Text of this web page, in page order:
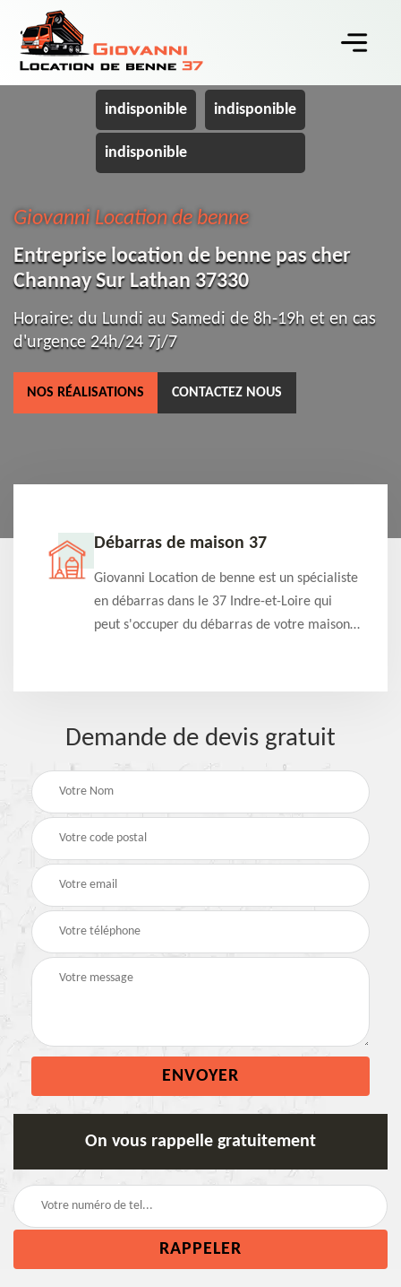
indisponible indisponible
indisponible
Giovanni Location de benne
Entreprise location de benne pas cher
Channay Sur Lathan 37330
Horaire: du Lundi au Samedi de 8h-19h et en cas
d'urgence 24h/24 7j/7
NOS RÉALISATIONS CONTACTEZ NOUS
Débarras de maison 37
Giovanni Location de benne est un spécialiste
en débarras dans le 37 Indre-et-Loire qui
peut s'occuper du débarras de votre maison
Demande de devis gratuit
On vous rappelle gratuitement